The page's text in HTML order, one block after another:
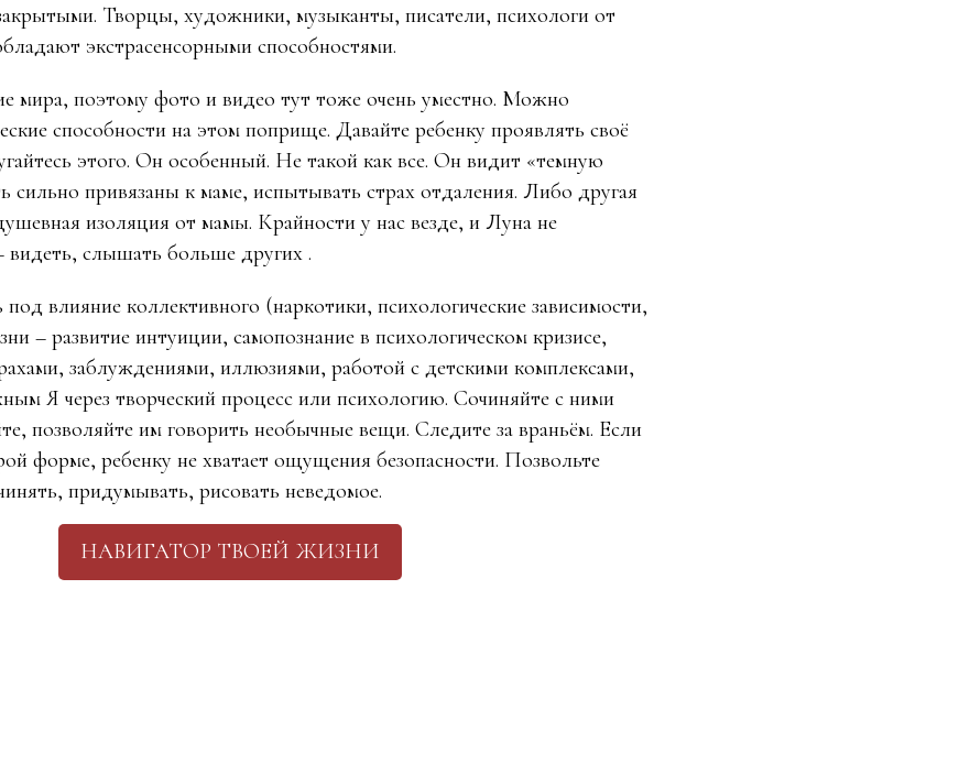
Творцы, художники, музыканты, писатели, психологи от
экстрасенсорными способностями.
мира, поэтому фото и видео тут тоже очень уместно. Можно
способности на этом поприще. Давайте ребенку проявлять своё
этого. Он особенный. Не такой как все. Он видит «темную
сильно привязаны к маме, испытывать страх отдаления. Либо другая
изоляция от мамы. Крайности у нас везде, и Луна не
видеть, слышать больше других .
влияние коллективного (наркотики, психологические зависимости,
– развитие интуиции, самопознание в психологическом кризисе,
заблуждениями, иллюзиями, работой с детскими комплексами,
Я через творческий процесс или психологию. Сочиняйте с ними
позволяйте им говорить необычные вещи. Следите за враньём. Если
форме, ребенку не хватает ощущения безопасности. Позвольте
придумывать, рисовать неведомое.
НАВИГАТОР ТВОЕЙ ЖИЗНИ